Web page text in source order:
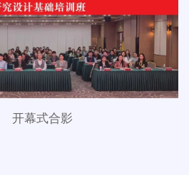
开幕式合影